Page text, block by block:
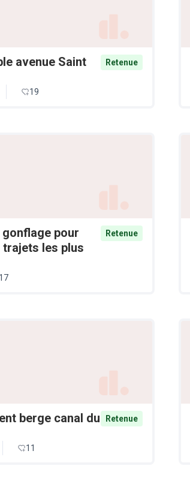
avenue Saint
Retenue
19
pour
les plus
Retenue
17
berge canal du
Retenue
11